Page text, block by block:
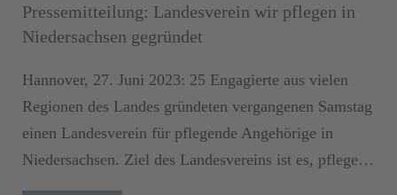
Pressemitteilung: Landesverein wir pflegen in
Niedersachsen gegründet
Hannover, 27. Juni 2023: 25 Engagierte aus vielen
Regionen des Landes gründeten vergangenen Samstag
einen Landesverein für pflegende Angehörige in
Niedersachsen. Ziel des Landesvereins ist es, pflege…